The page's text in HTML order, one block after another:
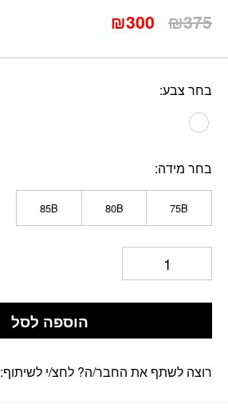
₪375
המחיר
היה:
₪300 המחיר
הוא:
בחר צבע
בחר מידה
75B
80B
85B
הוספה לסל
רוצה לשתף את החבר/ה? לחצ/י לשיתוף: